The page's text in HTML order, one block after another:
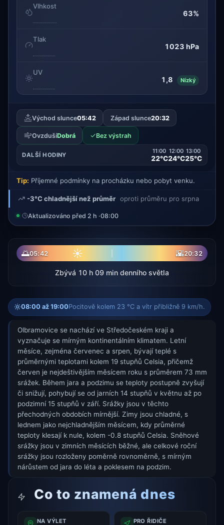
Vlhkost
63%
Tlak
1023 hPa
UV
1,8 Nízký
Východ slunce05:42 Západ slunce20:32
OvzdušíDobrá ✓Bez výstrah
DALŠÍ HODINY
11:00
22°C
12:00
24°C
13:00
25°C
Tip: Příjemné podmínky na procházku nebo pobyt venku.
-3°C chladnější než průměr oproti průměru pro srpna
Aktualizováno před 2 h ·08:00
🌅05:42 ☀ 🌇20:32
Zbývá 10 h 09 min denního světla
08:00 až 19:00Pocitově kolem 23 °C a vítr přibližně 9 km/h.
Olbramovice se nachází ve Středočeském kraji a
vyznačuje se mírným kontinentálním klimatem. Letní
měsíce, zejména červenec a srpen, bývají teplé s
průměrnými teplotami kolem 19 stupňů Celsia, přičemž
červen je nejdeštivějším měsícem roku s průměrem 73 mm
srážek. Během jara a podzimu se teploty postupně zvyšují
či snižují, pohybují se od jarních 14 stupňů v květnu až po
podzimní 15 stupňů v září. Srážky jsou v těchto
přechodných obdobích mírnější. Zimy jsou chladné, s
lednem jako nejchladnějším měsícem, kdy průměrné
teploty klesají k nule, kolem -0.8 stupňů Celsia. Sněhové
srážky jsou v zimních měsících běžné, ale celkové roční
srážky jsou rozloženy poměrně rovnoměrně, s mírným
nárůstem od jara do léta a poklesem na podzim.
Co to znamená dnes
NA VÝLET PRO ŘIDIČE